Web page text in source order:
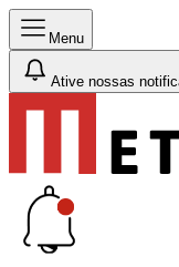
Menu
Ative nossas